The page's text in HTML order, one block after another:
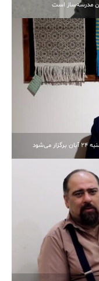
مدرسه‌ساز است